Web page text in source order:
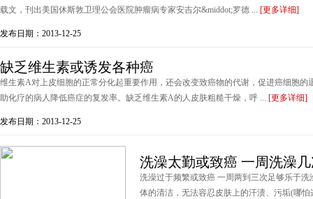
载文，刊出美国休斯敦卫理公会医院肿瘤病专家安吉尔&middot;罗德 ... [更多详细]
发布日期：2013-12-25
缺乏维生素或诱发各种癌
维生素A对上皮细胞的正常分化起重要作用，还会改变致癌物的代谢，促进癌细胞的
助化疗的病人降低癌症的复发率。缺乏维生素A的人皮肤粗糙干燥，呼 ... [更多详细]
发布日期：2013-12-25
洗澡太勤或致癌 一周洗澡
洗澡过于频繁或致癌 一周两到三次足够乐于
体的清洁，无法容忍皮肤上的汗渍、污垢(哪